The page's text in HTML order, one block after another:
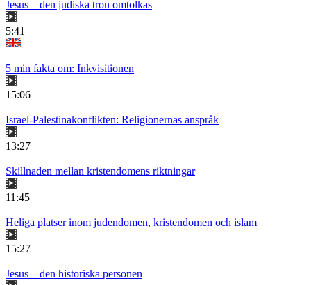
Jesus – den judiska tron omtolkas
5:41
5 min fakta om: Inkvisitionen
15:06
Israel-Palestinakonflikten: Religionernas anspråk
13:27
Skillnaden mellan kristendomens riktningar
11:45
Heliga platser inom judendomen, kristendomen och islam
15:27
Jesus – den historiska personen